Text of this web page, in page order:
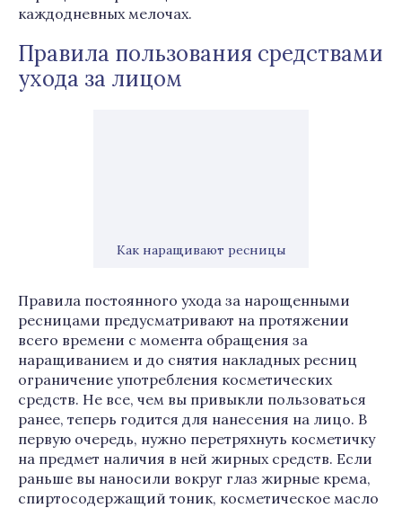
каждодневных мелочах.
Правила пользования средствами
ухода за лицом
Как наращивают ресницы
Правила постоянного ухода за нарощенными
ресницами предусматривают на протяжении
всего времени с момента обращения за
наращиванием и до снятия накладных ресниц
ограничение употребления косметических
средств. Не все, чем вы привыкли пользоваться
ранее, теперь годится для нанесения на лицо. В
первую очередь, нужно перетряхнуть косметичку
на предмет наличия в ней жирных средств. Если
раньше вы наносили вокруг глаз жирные крема,
спиртосодержащий тоник, косметическое масло